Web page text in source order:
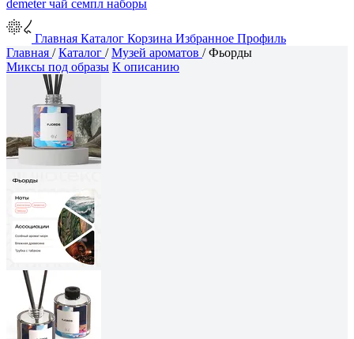
demeterчай семпл наборы
Главная Каталог Корзина Избранное Профиль
Главная /Каталог /Музей ароматов /Фьорды
Миксы под образы К описанию